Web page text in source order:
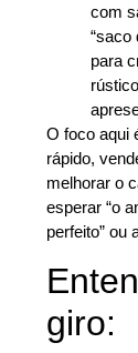
com
“saco
para
O foco aqui
rápido,
melhorar o
esperar “o
perfeito” ou
giro: